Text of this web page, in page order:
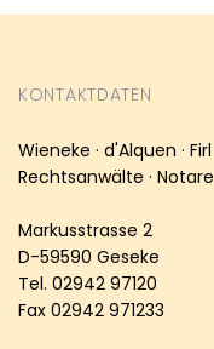
KONTAKTDATEN
Wieneke · d'Alquen · Firl
Rechtsanwälte · Notare
Markusstrasse 2
D-59590 Geseke
Tel. 02942 97120
Fax 02942 971233